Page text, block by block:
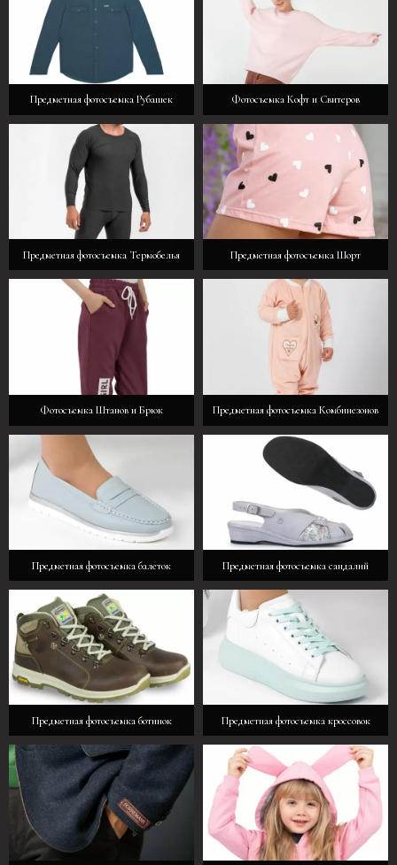
Предметная фотосъемка Рубашек Фотосъемка Кофт и Свитеров
Предметная фотосъемка Термобелья Предметная фотосъемка Шорт
Фотосъемка Штанов и Брюк Предметная фотосъемка Комбинезонов
Предметная фотосъемка балеток Предметная фотосъемка сандалий
Предметная фотосъемка ботинок Предметная фотосъемка кроссовок